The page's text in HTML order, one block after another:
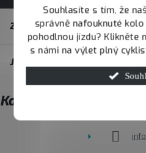
Souhlasíte s tím, že
správně nafouknuté
pohodlnou jízdu? Klikněte
s námi na výlet plný
t
í
Zákaznický servis
JOY.BIKE
Kontakt
info